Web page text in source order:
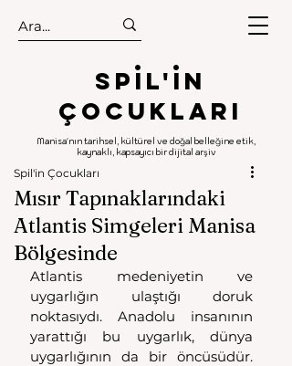
.
.
Spıl'in
Çocukları
Manisa'nın tarihsel, kültürel ve doğal belleğine etik,
kaynaklı, kapsayıcı bir dijital arşiv
Mısır Tapınaklarındaki
Atlantis Simgeleri Manisa
Bölgesinde
Spil'in Çocukları
Atlantis medeniyetin ve
uygarlığın ulaştığı doruk
noktasıydı. Anadolu insanının
yarattığı bu uygarlık, dünya
uygarlığının da bir öncüsüdür.